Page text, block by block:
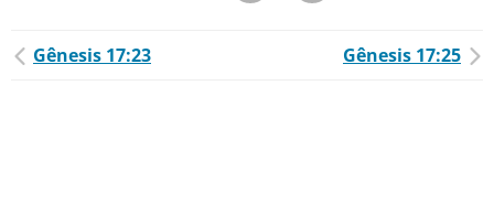
Gênesis 17:23 Gênesis 17:25